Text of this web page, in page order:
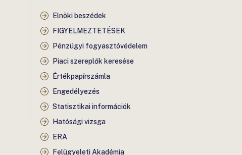
Elnöki beszédek
FIGYELMEZTETÉSEK
Pénzügyi fogyasztóvédelem
Piaci szereplők keresése
Értékpapírszámla
Engedélyezés
Statisztikai információk
Hatósági vizsga
ERA
Felügyeleti Akadémia